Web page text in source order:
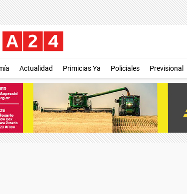
Actualidad Primicias Ya Policiales Previsional